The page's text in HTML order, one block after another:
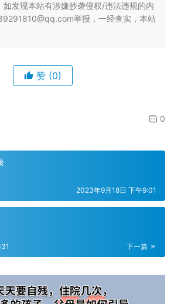
如发现本站有涉嫌抄袭侵权/违法违规的内
举报，一经查实，本站
赞 (0)
0
2023年9月18日 下午9:01
下一篇